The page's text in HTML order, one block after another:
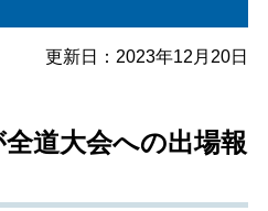
暮らし・手続き
更新日： 2023年12月20日
道大会への出場報